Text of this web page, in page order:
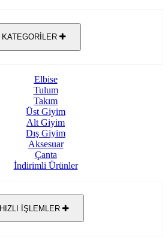
KATEGORİLER
Elbise
Tulum
Takım
Üst Giyim
Alt Giyim
Dış Giyim
Aksesuar
Çanta
İndirimli Ürünler
HIZLI İŞLEMLER